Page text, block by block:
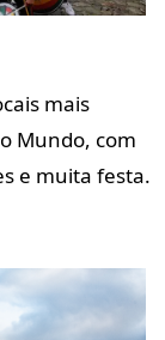
mais
Mundo, com
e muita festa.